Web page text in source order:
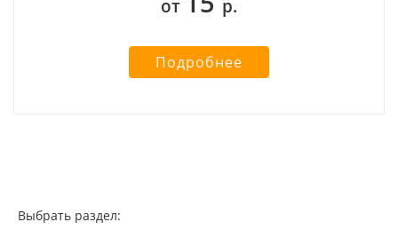
от р.
Подробнее
Выбрать раздел: